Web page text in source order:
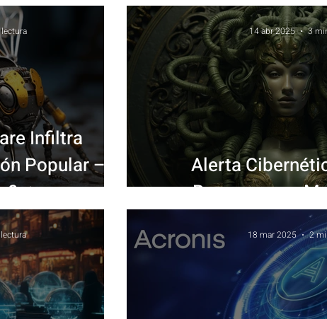
Infiltra
Popular –
🔥
Alerta
Ransomware
14 abr 2025 3
18 mar 2025 2